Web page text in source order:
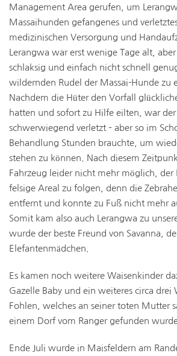
Management Area gerufen, um
Massaihunden gefangenes und
medizinischen Versorgung und
Lerangwa war erst wenige Tage alt,
schlaksig und einfach nicht schnell
wildernden Rudel der Massai-Hunde zu
Nachdem die Hüter den Vorfall
hatten und sofort zu Hilfe eilten, war
schwerwiegend verletzt – aber so im
Behandlung Stunden brauchte, um
stehen zu können. Nach diesem
Fahrzeug leider nicht mehr möglich, der
felsige Areal zu folgen, denn die
entfernt und konnte zu Fuß nicht mehr
Somit kam also auch Lerangwa zu
wurde der beste Freund von Savanna,
Elefantenmädchen.
Es kamen noch weitere Waisenkinder
Gazelle Baby und ein weiteres circa drei
Fohlen, welches an seiner toten Mutter
einem Dorf vom Ranger gefunden
Ende Juli wurde in Maisfeldern am